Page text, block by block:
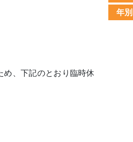
め、下記のとおり臨時休
年別